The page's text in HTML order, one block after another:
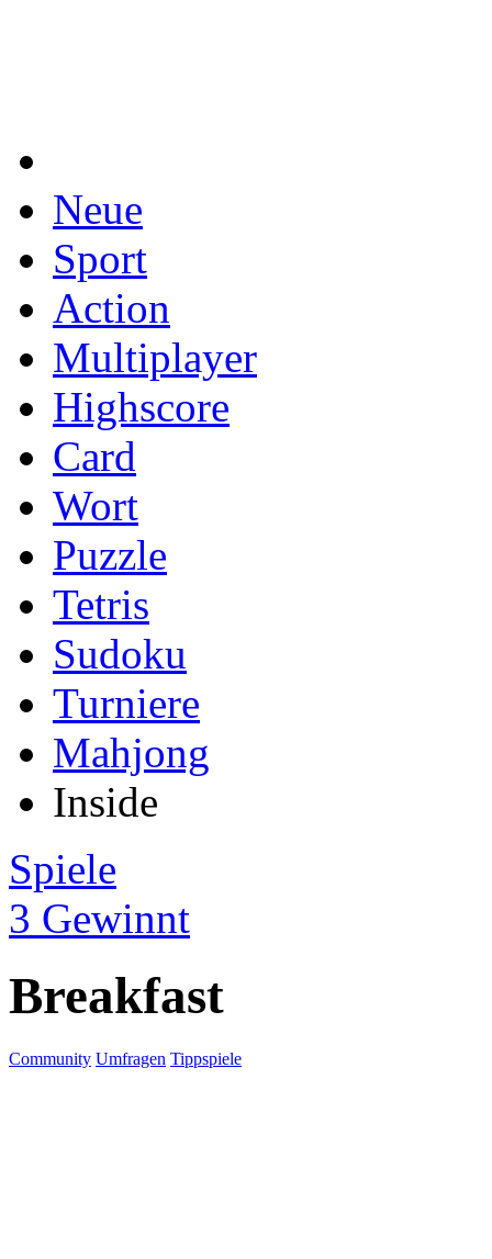
Neue
Sport
Action
Multiplayer
Highscore
Card
Wort
Puzzle
Tetris
Sudoku
Turniere
Mahjong
Inside
Spiele
3 Gewinnt
Breakfast
Community Umfragen Tippspiele